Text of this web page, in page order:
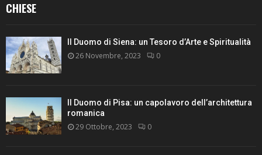
CHIESE
Il Duomo di Siena: un Tesoro d’Arte e Spiritualità
26 Novembre, 2023 0
Il Duomo di Pisa: un capolavoro dell’architettura
romanica
29 Ottobre, 2023 0